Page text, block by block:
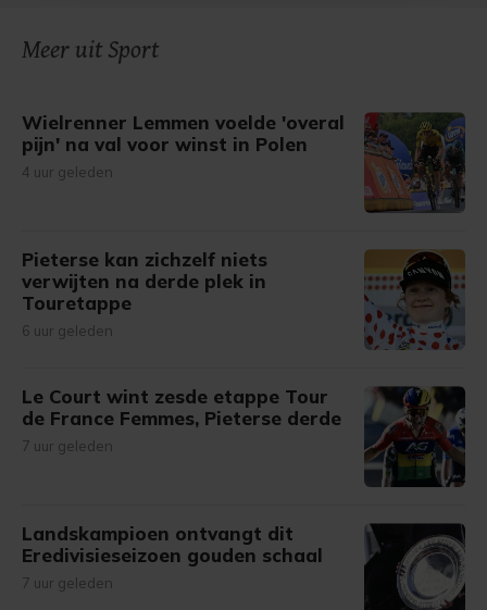
gemaakte keuze altijd wijzigen of intrekken.
Meer uit Sport
Wielrenner Lemmen voelde 'overal
pijn' na val voor winst in Polen
4 uur geleden
Pieterse kan zichzelf niets
verwijten na derde plek in
Touretappe
6 uur geleden
Le Court wint zesde etappe Tour
de France Femmes, Pieterse derde
7 uur geleden
Landskampioen ontvangt dit
Eredivisieseizoen gouden schaal
7 uur geleden